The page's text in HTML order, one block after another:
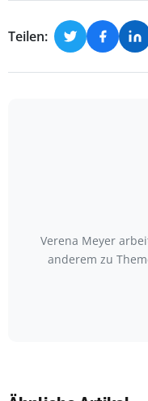
Teilen:
Verena Meyer
anderem zu